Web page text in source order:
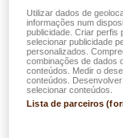
Boas
sua situação
No âmbito da nova
Utilizar dados de
informações num
publicidade. Criar perfis
selecionar publicidade
personalizados.
combinações de dados
conteúdos. Medir o
conteúdos.
selecionar conteúdos.
Lista de parceiros